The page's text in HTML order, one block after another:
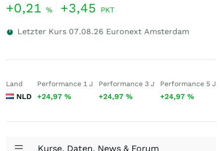
+0,21 % +3,45 PKT
Letzter Kurs 07.08.26 Euronext Amsterdam
Land
NLD
Performance 1 J
+24,97 %
Performance 3 J
+24,97 %
Performance 5 J
+24,97 %
Kurse, Daten, News & Forum